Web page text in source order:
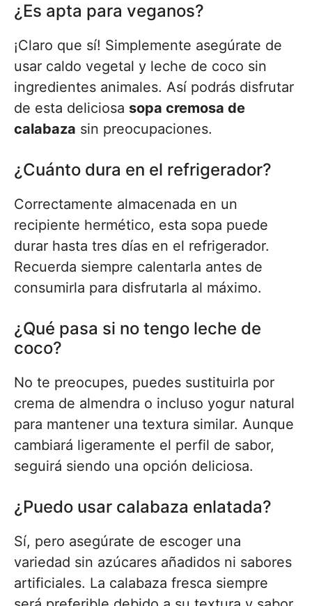
¿Es apta para veganos?
¡Claro que sí! Simplemente asegúrate de
usar caldo vegetal y leche de coco sin
ingredientes animales. Así podrás disfrutar
de esta deliciosa sopa cremosa de
calabaza sin preocupaciones.
¿Cuánto dura en el refrigerador?
Correctamente almacenada en un
recipiente hermético, esta sopa puede
durar hasta tres días en el refrigerador.
Recuerda siempre calentarla antes de
consumirla para disfrutarla al máximo.
¿Qué pasa si no tengo leche de
coco?
No te preocupes, puedes sustituirla por
crema de almendra o incluso yogur natural
para mantener una textura similar. Aunque
cambiará ligeramente el perfil de sabor,
seguirá siendo una opción deliciosa.
¿Puedo usar calabaza enlatada?
Sí, pero asegúrate de escoger una
variedad sin azúcares añadidos ni sabores
artificiales. La calabaza fresca siempre